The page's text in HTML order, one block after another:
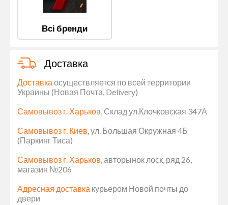
Всі бренди
Доставка
Доставка осуществляется по всей территории
Украины (Новая Почта, Delivery)
Самовывоз г. Харьков, Склад ул.Клочковская 347А
Самовывоз г. Киев, ул. Большая Окружная 4Б
(Паркинг Тиса)
Самовывоз г. Харьков, авторынок лоск, ряд 26,
магазин №206
Адресная доставка курьером Новой почты до
двери